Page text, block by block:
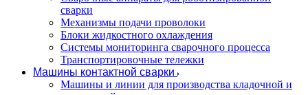
сварки
Механизмы подачи проволоки
Блоки жидкостного охлаждения
Системы мониторинга сварочного процесса
Транспортировочные тележки
Машины контактной сварки
Машины и линии для производства кладочной и